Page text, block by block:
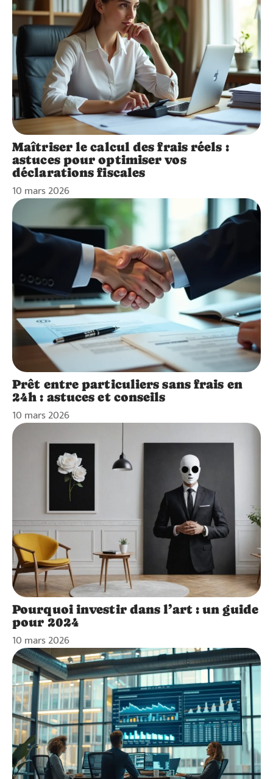
Maîtriser le calcul des frais réels :
astuces pour optimiser vos
déclarations fiscales
10 mars 2026
Prêt entre particuliers sans frais en
24h : astuces et conseils
10 mars 2026
Pourquoi investir dans l’art : un guide
pour 2024
10 mars 2026